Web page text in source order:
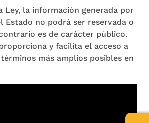
Ley, la información generada por
Estado no podrá ser reservada o
es de carácter público.
y facilita el acceso a
más amplios posibles en